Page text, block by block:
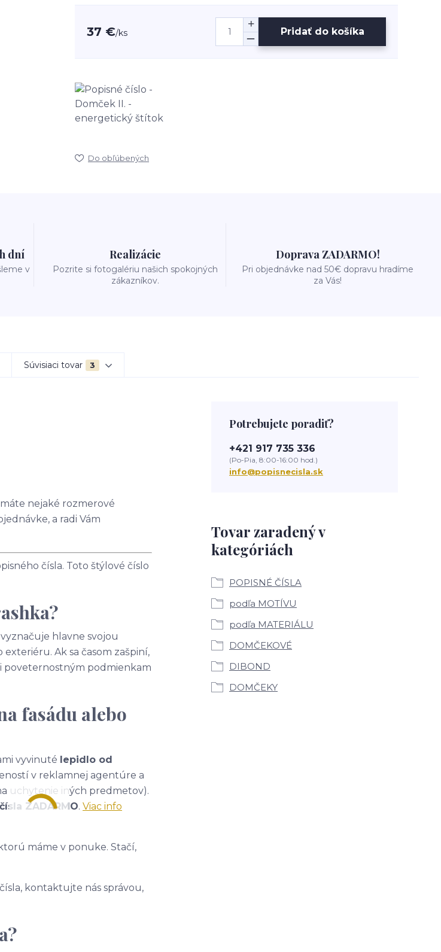
37 €/ks Pridať do košíka
Do obľúbených
dní
v
Realizácie
Pozrite si fotogalériu našich spokojných
zákazníkov.
Doprava ZADARMO!
Pri objednávke nad 50€ dopravu hradíme
za Vás!
Súvisiaci tovar 3
nejaké rozmerové
a radi Vám
čísla. Toto štýlové číslo
hlavne svojou
Ak sa časom zašpiní,
poveternostným podmienkam
fasádu alebo
vyvinuté lepidlo od
v reklamnej agentúre a
uchytenie iných predmetov).
ZADARMO. Viac info
máme v ponuke. Stačí,
kontaktujte nás správou,
Tovar zaradený v
kategóriách
POPISNÉ ČÍSLA
podľa MOTÍVU
podľa MATERIÁLU
DOMČEKOVÉ
DIBOND
DOMČEKY
Potrebujete poradiť?
+421 917 735 336
(Po-Pia, 8:00-16:00 hod.)
info@popisnecisla.sk